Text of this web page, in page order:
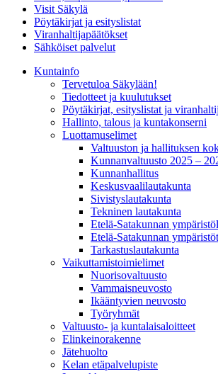
Visit Säkylä
Pöytäkirjat ja esityslistat
Viranhaltijapäätökset
Sähköiset palvelut
Kunta­info
Tervetuloa Säkylään!
Tiedotteet ja kuulutukset
Pöytäkirjat, esityslistat ja
Hallinto, talous ja kuntakonserni
Luottamuselimet
Valtuuston ja hallituksen
Kunnanvaltuusto 2025 –
Kunnanhallitus
Keskusvaalilautakunta
Sivistyslautakunta
Tekninen lautakunta
Etelä-Satakunnan
Etelä-Satakunnan
Tarkastuslautakunta
Vaikuttamistoimielimet
Nuorisovaltuusto
Vammaisneuvosto
Ikääntyvien neuvosto
Työryhmät
Valtuusto- ja kuntalaisaloitteet
Elinkeinorakenne
Jätehuolto
Kelan etäpalvelupiste